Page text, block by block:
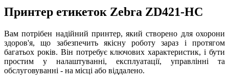
Принтер етикеток Zebra ZD421-HC
Вам потрібен надійний принтер, який створено для охорони
здоров'я, що забезпечить якісну роботу зараз і протягом
багатьох років. Він потребує ключових характеристик, і бути
простим у налаштуванні, експлуатації, управлінні та
обслуговуванні - на місці або віддалено.